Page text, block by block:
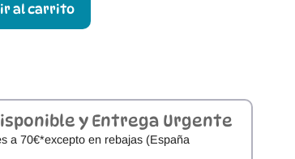
al carrito
y Entrega Urgente
a 70€*excepto en rebajas (España